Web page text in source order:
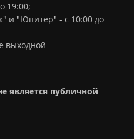
19:00;
и "Юпитер" - с 10:00 до
выходной
является публичной